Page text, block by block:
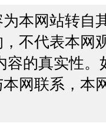
本网站转自
不代表本网
容的真实性
网联系，本